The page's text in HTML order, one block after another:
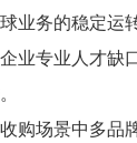
业务的稳定运
业专业人才缺
购场景中多品